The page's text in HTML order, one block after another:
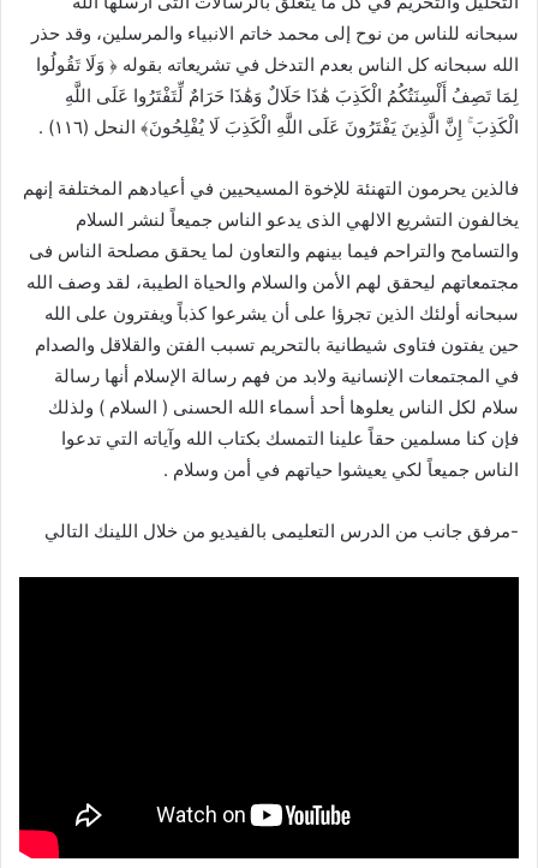
سبحانه للناس من نوح إلى محمد خاتم الانبياء والمرسلين، وقد حذر
الله سبحانه كل الناس بعدم التدخل في تشريعاته بقوله ﴿ وَلَا تَقُولُوا
لِمَا تَصِفُ أَلْسِنَتُكُمُ الْكَذِبَ هَٰذَا حَلَالٌ وَهَٰذَا حَرَامٌ لِّتَفْتَرُوا عَلَى اللَّهِ
الْكَذِبَ ۚ إِنَّ الَّذِينَ يَفْتَرُونَ عَلَى اللَّهِ الْكَذِبَ لَا يُفْلِحُونَ﴾ النحل (١١٦) .
فالذين يحرمون التهنئة للإخوة المسيحيين في أعيادهم المختلفة إنهم
يخالفون التشريع الالهي الذى يدعو الناس جميعاً لنشر السلام
والتسامح والتراحم فيما بينهم والتعاون لما يحقق مصلحة الناس فى
مجتمعاتهم ليحقق لهم الأمن والسلام والحياة الطيبة، لقد وصف الله
سبحانه أولئك الذين تجرؤا على أن يشرعوا كذباً ويفترون على الله
حين يفتون فتاوى شيطانية بالتحريم تسبب الفتن والقلاقل والصدام
في المجتمعات الإنسانية ولابد من فهم رسالة الإسلام أنها رسالة
سلام لكل الناس يعلوها أحد أسماء الله الحسنى ( السلام ) ولذلك
فإن كنا مسلمين حقاً علينا التمسك بكتاب الله وآياته التي تدعوا
الناس جميعاً لكي يعيشوا حياتهم في أمن وسلام .
-مرفق جانب من الدرس التعليمى بالفيديو من خلال اللينك التالي